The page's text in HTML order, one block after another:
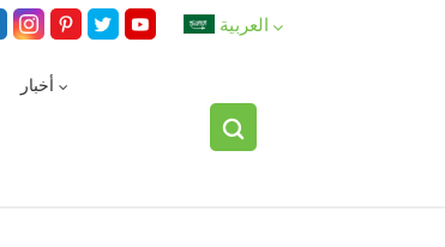
العربية
أخبار